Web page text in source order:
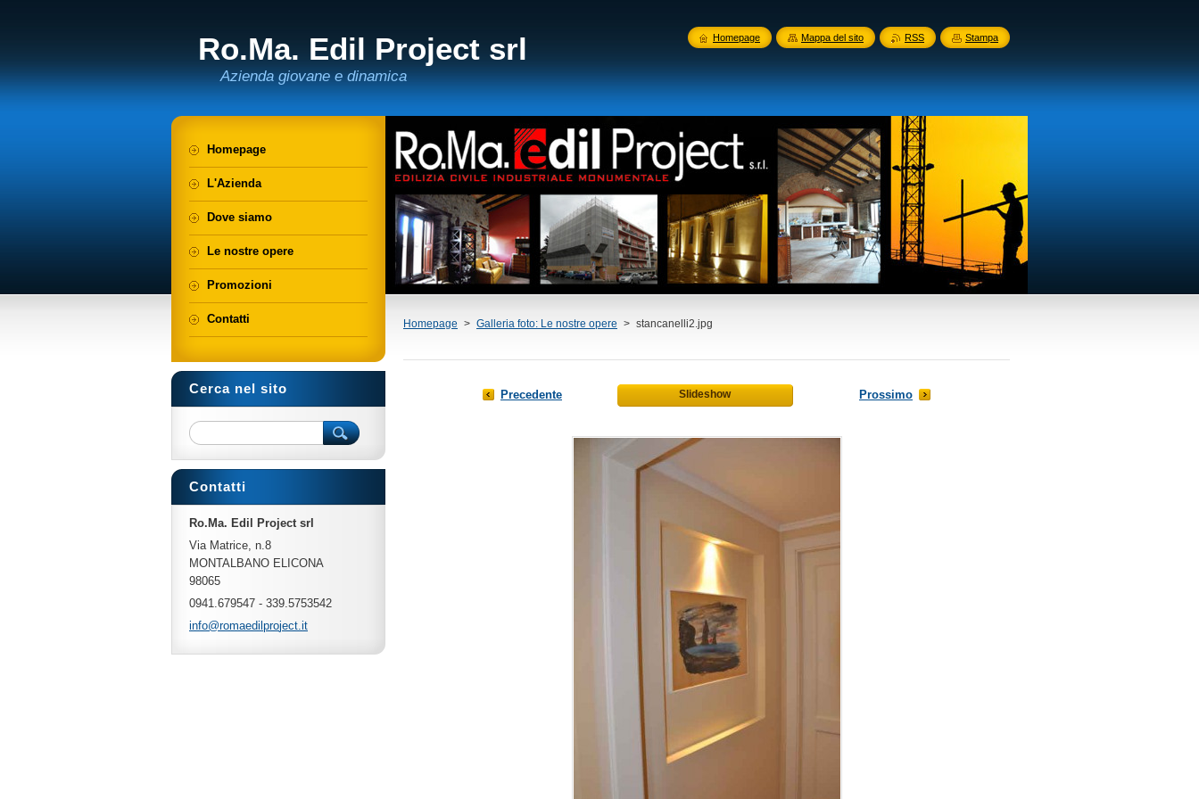
Ro.Ma. Edil Project srl
Azienda giovane e dinamica
Homepage > Galleria foto: Le nostre opere > stancanelli2.jpg
Precedente Slideshow Prossimo
Homepage
L'Azienda
Dove siamo
Le nostre opere
Promozioni
Contatti
Cerca nel sito
Contatti
Ro.Ma. Edil Project srl
Via Matrice, n.8
MONTALBANO ELICONA
98065
0941.679547 - 339.5753542
info@romaedilproject.it
Homepage Mappa del sito RSS Stampa